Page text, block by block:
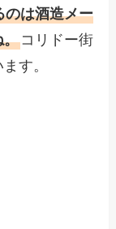
のは酒造メー
。コリドー街
す。